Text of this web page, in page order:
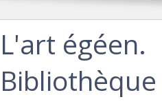
‎L'art égéen.